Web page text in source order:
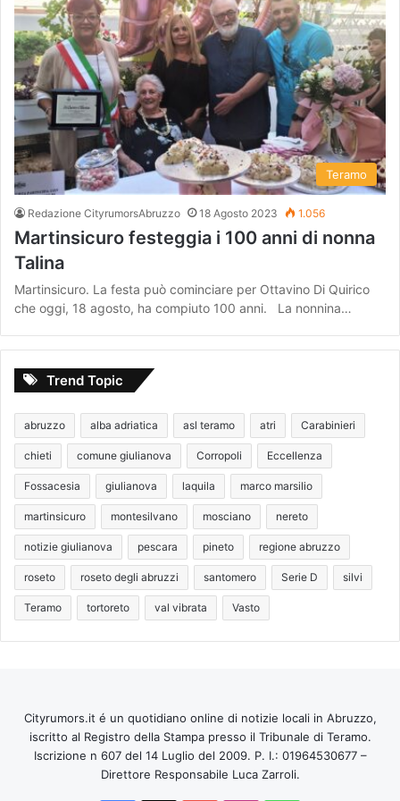
Teramo
Redazione CityrumorsAbruzzo 18 Agosto 2023 1.056
Martinsicuro festeggia i 100 anni di nonna
Talina
Martinsicuro. La festa può cominciare per Ottavino Di Quirico
che oggi, 18 agosto, ha compiuto 100 anni. La nonnina…
Trend Topic
abruzzo alba adriatica asl teramo atri Carabinieri
chieti comune giulianova Corropoli Eccellenza
Fossacesia giulianova laquila marco marsilio
martinsicuro montesilvano mosciano nereto
notizie giulianova pescara pineto regione abruzzo
roseto roseto degli abruzzi santomero Serie D silvi
Teramo tortoreto val vibrata Vasto
Cityrumors.it é un quotidiano online di notizie locali in Abruzzo,
iscritto al Registro della Stampa presso il Tribunale di Teramo.
Iscrizione n 607 del 14 Luglio del 2009. P. I.: 01964530677 –
Direttore Responsabile Luca Zarroli.